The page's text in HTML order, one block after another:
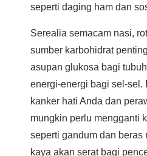
seperti daging ham dan
Serealia semacam nasi,
sumber karbohidrat
asupan glukosa bagi
energi-energi bagi sel-sel.
kanker hati Anda dan
mungkin perlu mengganti
seperti gandum dan beras
kaya akan serat bagi